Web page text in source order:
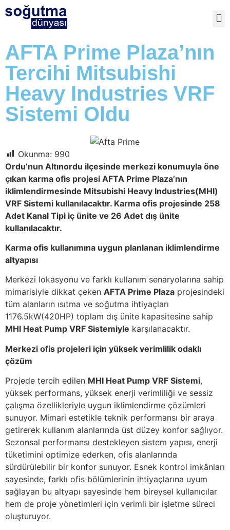
AFTA Prime Plaza’nın
Tercihi Mitsubishi
Heavy Industries VRF
Sistemi Oldu
Okunma: 990
Ordu’nun Altınordu ilçesinde merkezi konumuyla öne
çıkan karma ofis projesi AFTA Prime Plaza’nın
iklimlendirmesinde Mitsubishi Heavy Industries(MHI)
VRF Sistemi kullanılacaktır. Karma ofis projesinde 258
Adet Kanal Tipi iç ünite ve 26 Adet dış ünite
kullanılacaktır.
Karma ofis kullanımına uygun planlanan iklimlendirme
altyapısı
Merkezi lokasyonu ve farklı kullanım senaryolarına sahip
mimarisiyle dikkat çeken AFTA Prime Plaza projesindeki
tüm alanların ısıtma ve soğutma ihtiyaçları
1176.5kW(420HP) toplam dış ünite kapasitesine sahip
MHI Heat Pump VRF Sistemiyle karşılanacaktır.
Merkezi ofis projeleri için yüksek verimlilik odaklı
çözüm
Projede tercih edilen MHI Heat Pump VRF Sistemi,
yüksek performans, yüksek enerji verimliliği ve sessiz
çalışma özellikleriyle uygun iklimlendirme çözümleri
sunuyor. Mimari estetikle teknik performansı bir araya
getirerek kullanım alanlarında üst düzey konfor sağlıyor.
Sezonsal performansı destekleyen sistem yapısı, enerji
tüketimini optimize ederken, ofis alanlarında
sürdürülebilir bir konfor sunuyor. Esnek kontrol imkânları
sayesinde, farklı ofis bölümlerinin ihtiyaçlarına uyum
sağlayan bu altyapı sayesinde hem bireysel kullanıcılar
hem de proje yönetimleri için verimli bir işletme süreci
oluşturuyor.